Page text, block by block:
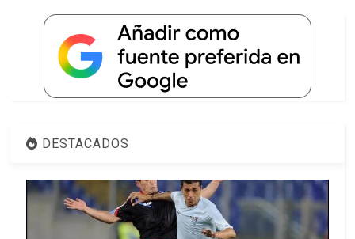
DESTACADOS